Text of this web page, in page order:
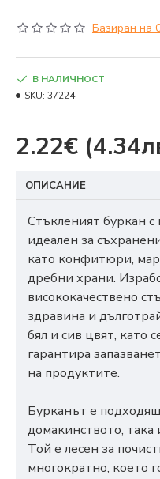
Базиран на
2.22€
В НАЛИЧНОСТ
SKU: 37224
ОПИСАНИЕ
Стъкленият буркан
идеален за
като конфитюри,
дребни храни.
висококачествено
здравина и
бял и сив цвят, като
гарантира
на продуктите.
Бурканът е
домакинството,
Той е лесен за
многократно, което